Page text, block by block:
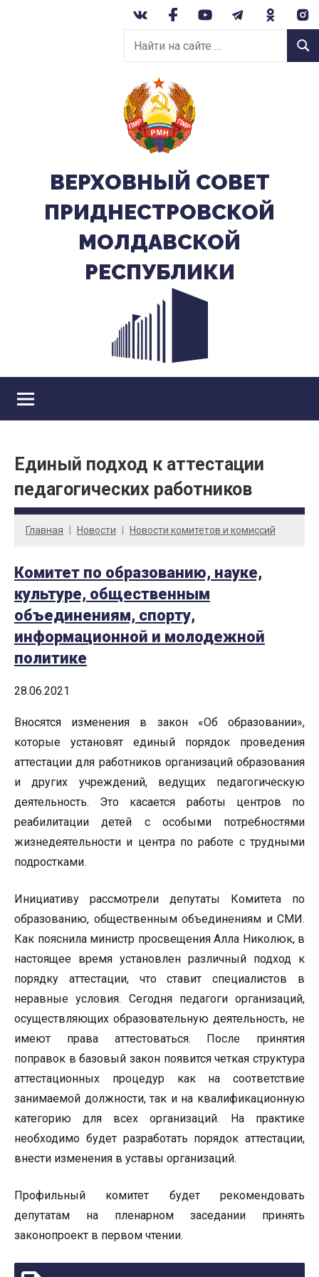
Найти
на
сайте:
ВЕРХОВНЫЙ CОВЕТ
ПРИДНЕСТРОВСКОЙ
МОЛДАВСКОЙ
РЕСПУБЛИКИ
Единый подход к аттестации
педагогических работников
Главная Новости Новости комитетов и комиссий
Комитет по образованию, науке,
культуре, общественным
объединениям, спорту,
информационной и молодежной
политике
28.06.2021
Вносятся изменения в закон «Об образовании»,
которые установят единый порядок проведения
аттестации для работников организаций образования
и других учреждений, ведущих педагогическую
деятельность. Это касается работы центров по
реабилитации детей с особыми потребностями
жизнедеятельности и центра по работе с трудными
подростками.
Инициативу рассмотрели депутаты Комитета по
образованию, общественным объединениям и СМИ.
Как пояснила министр просвещения Алла Николюк, в
настоящее время установлен различный подход к
порядку аттестации, что ставит специалистов в
неравные условия. Сегодня педагоги организаций,
осуществляющих образовательную деятельность, не
имеют права аттестоваться. После принятия
поправок в базовый закон появится четкая структура
аттестационных процедур как на соответствие
занимаемой должности, так и на квалификационную
категорию для всех организаций. На практике
необходимо будет разработать порядок аттестации,
внести изменения в уставы организаций.
Профильный комитет будет рекомендовать
депутатам на пленарном заседании принять
законопроект в первом чтении.